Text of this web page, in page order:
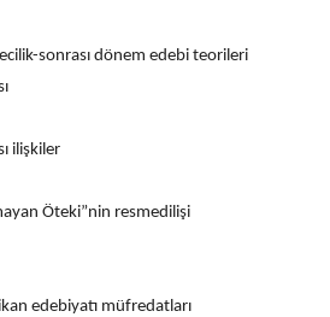
sonrası dönem edebi teorileri
ilişkiler
Öteki”nin resmedilişi
edebiyatı müfredatları